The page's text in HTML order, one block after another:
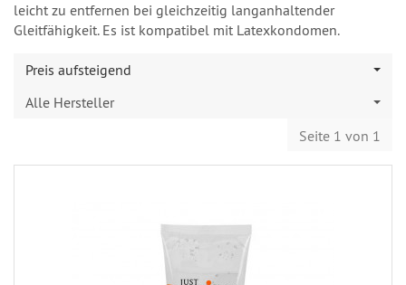
leicht zu entfernen bei gleichzeitig langanhaltender
Gleitfähigkeit. Es ist kompatibel mit Latexkondomen.
Preis aufsteigend
Alle Hersteller
Seite 1 von 1